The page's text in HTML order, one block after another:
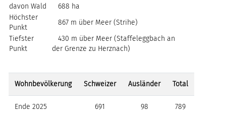
davon Wald
688 ha
Höchster
Punkt
867 m über Meer (Strihe)
Tiefster
Punkt
430 m über Meer (Staffeleggbach an
der Grenze zu Herznach)
Wohnbevölkerung Schweizer Ausländer Total
Ende 2025 691 98 789